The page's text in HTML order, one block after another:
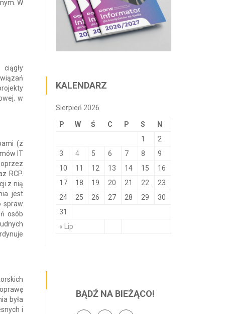
W
w
(z
IT
RCP.
z nią
jest
spraw
osób
była
i
KALENDARZ
Sierpień 2026
P W Ś C P S N
« Lip
1
2
3
4 5 6 7 8
9
10
11 12 13 14 15
16
17
18 19 20 21 22
23
24
25 26 27 28 29
30
31
BĄDŹ NA BIEŻĄCO!